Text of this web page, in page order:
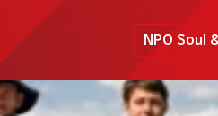
NPO Soul